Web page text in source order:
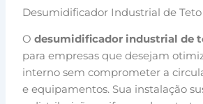
Desumidificador Industrial de Teto
Odesumidificador industrial de
para empresas que desejam
interno sem comprometer a
e equipamentos. Sua instalação